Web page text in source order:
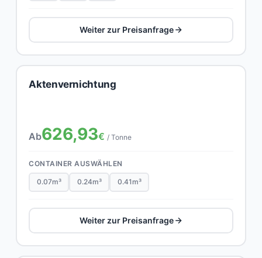
Weiter zur Preisanfrage
Aktenvernichtung
Ab626,93€ / Tonne
CONTAINER AUSWÄHLEN
0.07m³ 0.24m³ 0.41m³
Weiter zur Preisanfrage